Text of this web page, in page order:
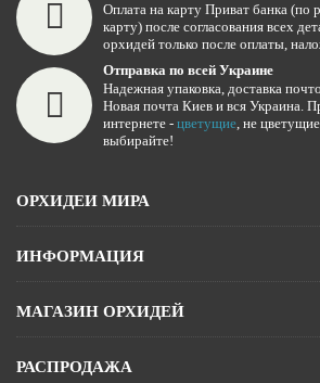
Оплата на карту Приват банка (по
карту) после согласования всех
орхидей только после оплаты,
Отправка по всей Украине
Надежная упаковка, доставка
Новая почта Киев и вся Украина.
интернете - цветущие, не
выбирайте!
ОРХИДЕИ МИРА
ИНФОРМАЦИЯ
МАГАЗИН ОРХИДЕЙ
РАСПРОДАЖА